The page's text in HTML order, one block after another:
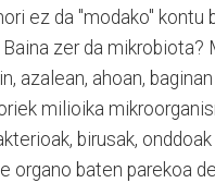
ez da "modako" kontu
zer da
azalean, ahoan,
milioika
birusak,
organo baten parekoa